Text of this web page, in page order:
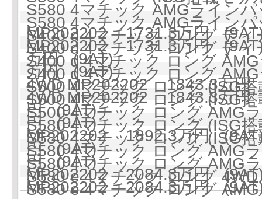
S580 4マチック AMGライン
MP202202 1731.3万円
S580 4マチック AMGライン
MP202202 1731.3万円
S400 d 4マチック ロング デ
万円 (9AT)
S400 d 4マチック ロング デ
万円 (9AT)
S400 d 4マチック ロング
4WD MP202202 1843.3万円
S400 d 4マチック ロング
4WD MP202202 1843.3万円
S500 4マチック ロング (ISG
円 (9AT)
S500 4マチック ロング (ISG
円 (9AT)
S500 4マチック ロング AMG
MP202202 1892.3万円
S580 4マチック ロング (ISG
円 (9AT)
S580 4マチック ロング (ISG
円 (9AT)
S580 4マチック ロング AMG
MP202202 2084.3万円
S580 4マチック ロング AMG
MP202202 2084.3万円
S580 e 4マチック ロング
S580 e 4マチック ロング